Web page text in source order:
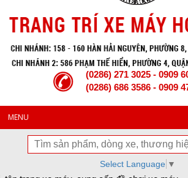
(0286) 271 3025 - 0909
(0286) 686 3586 - 0909
MENU
Select Language ▼